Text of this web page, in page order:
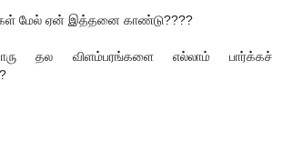
மேல் ஏன் இத்தனை காண்டு????
தல விளம்பரங்களை எல்லாம் பார்க்கச்